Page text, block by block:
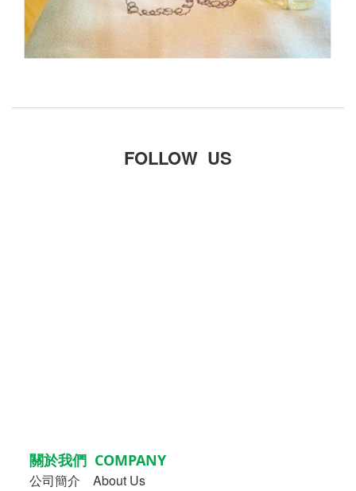
FOLLOW US
關於我們 COMPANY
公司簡介
About Us